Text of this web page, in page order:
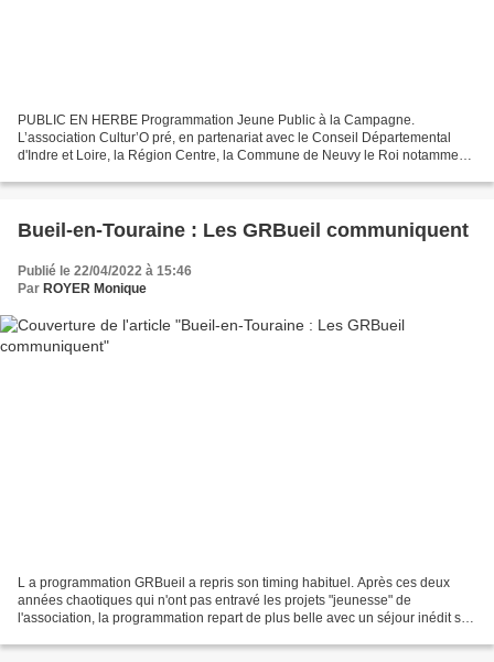
PUBLIC EN HERBE Programmation Jeune Public à la Campagne.
L’association Cultur’O pré, en partenariat avec le Conseil Départemental
d'Indre et Loire, la Région Centre, la Commune de Neuvy le Roi notamment
Bueil-en-Touraine : Les GRBueil communiquent
Publié le 22/04/2022 à 15:46
Par ROYER Monique
L a programmation GRBueil a repris son timing habituel. Après ces deux
années chaotiques qui n'ont pas entravé les projets "jeunesse" de
l'association, la programmation repart de plus belle avec un séjour inédit sur